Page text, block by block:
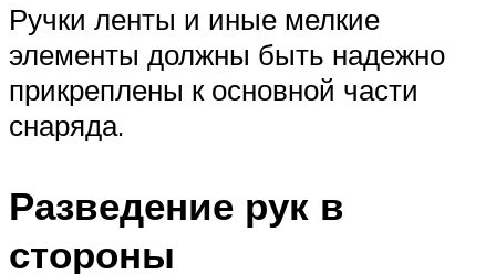
Ручки ленты и иные мелкие
элементы должны быть надежно
прикреплены к основной части
снаряда.
Разведение рук в
стороны